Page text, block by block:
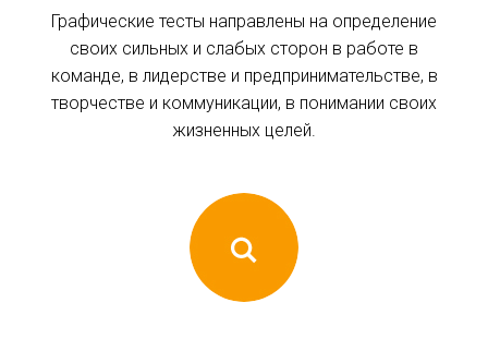
Графические тесты направлены на определение
своих сильных и слабых сторон в работе в
команде, в лидерстве и предпринимательстве, в
творчестве и коммуникации, в понимании своих
жизненных целей.